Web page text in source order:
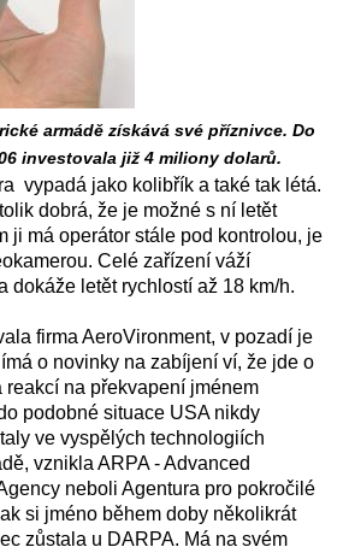
armádě získává své příznivce. Do
investovala již 4 miliony dolarů.
vypadá jako kolibřík a také tak létá.
dobrá, že je možné s ní letět
ji má operátor stále pod kontrolou, je
Celé zařízení váží
dokáže letět rychlostí až 18 km/h.
firma AeroVironment, v pozadí je
o novinky na zabíjení ví, že jde o
reakcí na překvapení jménem
podobné situace USA nikdy
ve vyspělých technologiích
vznikla ARPA - Advanced
neboli Agentura pro pokročilé
si jméno během doby několikrát
zůstala u DARPA. Má na svém